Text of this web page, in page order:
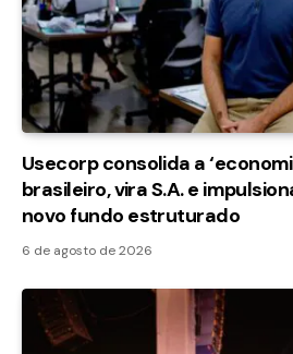
Usecorp consolida a
brasileiro, vira S.A. e
novo fundo estruturado
6 de agosto de 2026